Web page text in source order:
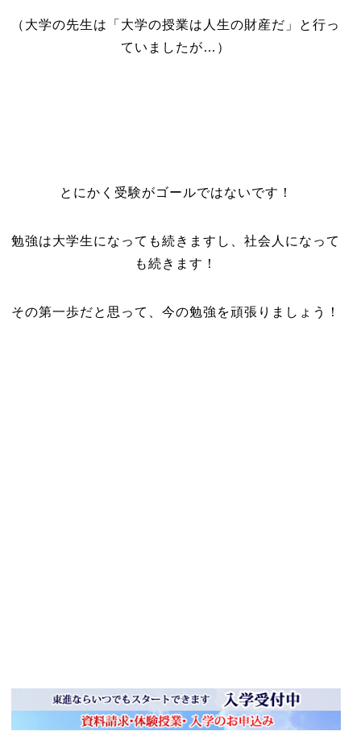
（大学の先生は「大学の授業は人生の財産だ」と行っ
ていましたが…）
とにかく受験がゴールではないです！
勉強は大学生になっても続きますし、社会人になって
も続きます！
その第一歩だと思って、今の勉強を頑張りましょう！